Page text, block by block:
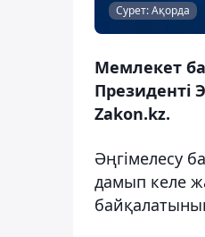
Сурет: Ақорда
Мемлекет
Президенті
Zakon.kz.
Әңгімелесу
дамып келе